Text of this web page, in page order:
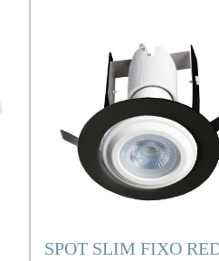
SPOT SLIM FIXO